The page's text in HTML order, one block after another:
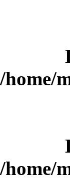
/home/
/home/